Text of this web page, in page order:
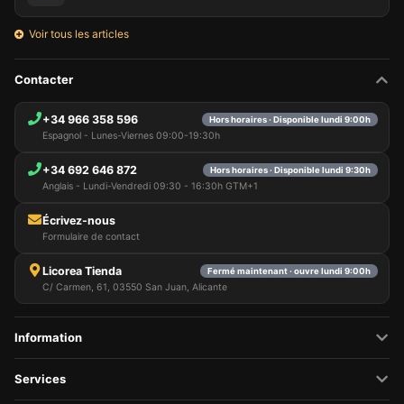
Voir tous les articles
Contacter
+34 966 358 596 Hors horaires · Disponible lundi 9:00h
Espagnol - Lunes-Viernes 09:00-19:30h
+34 692 646 872 Hors horaires · Disponible lundi 9:30h
Anglais - Lundi-Vendredi 09:30 - 16:30h GTM+1
Écrivez-nous
Formulaire de contact
Licorea Tienda Fermé maintenant · ouvre lundi 9:00h
C/ Carmen, 61, 03550 San Juan, Alicante
Information
Services